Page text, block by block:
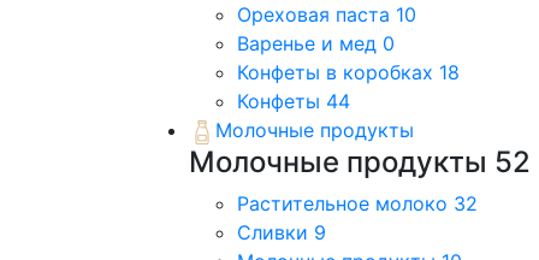
Ореховая паста 10
Варенье и мед 0
Конфеты в коробках 18
Конфеты 44
Молочные продукты
Молочные продукты 52
Растительное молоко 32
Сливки 9